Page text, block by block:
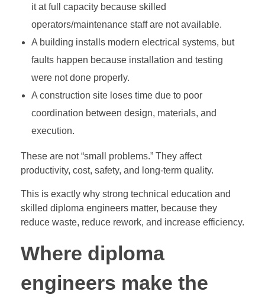
it at full capacity because skilled
operators/maintenance staff are not available.
A building installs modern electrical systems, but
faults happen because installation and testing
were not done properly.
A construction site loses time due to poor
coordination between design, materials, and
execution.
These are not “small problems.” They affect
productivity, cost, safety, and long-term quality.
This is exactly why strong technical education and
skilled diploma engineers matter, because they
reduce waste, reduce rework, and increase efficiency.
Where diploma
engineers make the